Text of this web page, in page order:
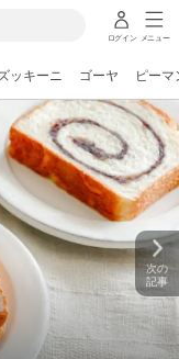
ログイン メニュー
ズッキーニ ゴーヤ ピーマ
次の
記事